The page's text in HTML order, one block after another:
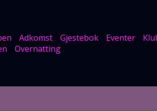
Adkomst Gjestebok Eventer
Overnatting